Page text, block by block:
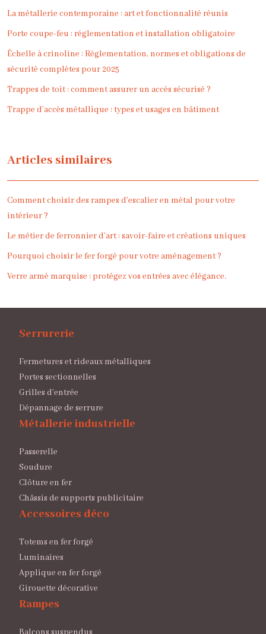
La métallerie contemporaine : art et fonctionnalité réunis
Porte coupe-feu : réglementation et installation obligatoire
Échelle à crinoline : Réglementation, normes et obligations de
sécurité complètes pour 2025
Trappes de toit : comment assurer un accès sécurisé ?
Trappe d’accès métallique : types et usages en bâtiment
Articles similaires
Comment choisir des rampes d’escalier en métal pour votre
intérieur ?
Le métier de ferronnier d’art : savoir-faire et créations uniques
Pourquoi choisir le fer forgé pour votre aménagement ?
Verre armé marquise : protégez vos entrées avec élégance.
Serrurerie
Fermetures et rideaux métalliques
Portes sectionnelles
Grilles d’entrée
Dépannage de serrure
Métallerie industrielle
Passerelle
Soudure
Clôture en fer
Châssis de supports publicitaire
Accessoires déco
Totems en fer forgé
Luminaires
Applique en fer forgé
Girouette décorative
Rampes